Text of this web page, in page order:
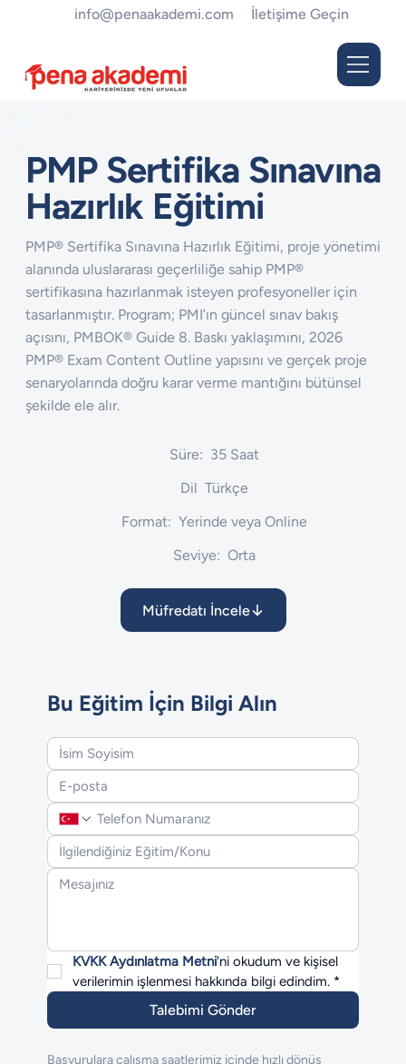
PMP Sertifika Sınavına
Hazırlık Eğitimi
PMP® Sertifika Sınavına Hazırlık Eğitimi, proje yönetimi
alanında uluslararası geçerliliğe sahip PMP®
sertifikasına hazırlanmak isteyen profesyoneller için
tasarlanmıştır. Program; PMI’ın güncel sınav bakış
açısını, PMBOK® Guide 8. Baskı yaklaşımını, 2026
PMP® Exam Content Outline yapısını ve gerçek proje
senaryolarında doğru karar verme mantığını bütünsel
şekilde ele alır.
Süre: 35 Saat
Dil Türkçe
Format: Yerinde veya Online
Seviye: Orta
Müfredatı İncele
Bu Eğitim İçin Bilgi Alın
KVKK Aydınlatma Metni'ni okudum ve kişisel
verilerimin işlenmesi hakkında bilgi edindim. *
Talebimi Gönder
Başvurulara çalışma saatlerimiz içinde hızlı dönüş
info@penaakademi.com İletişime Geçin